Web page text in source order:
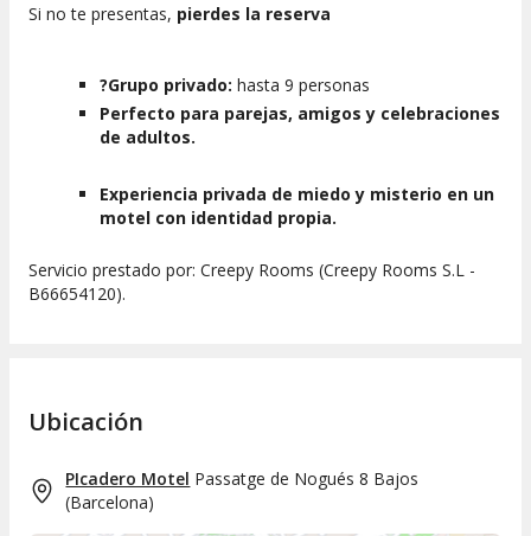
Si no te presentas, pierdes la reserva
?Grupo privado: hasta 9 personas
Perfecto para parejas, amigos y celebraciones
de adultos.
Experiencia privada de miedo y misterio en un
motel con identidad propia.
Servicio prestado por: Creepy Rooms (Creepy Rooms S.L -
B66654120).
Ubicación
PIcadero Motel Passatge de Nogués 8 Bajos
(Barcelona)